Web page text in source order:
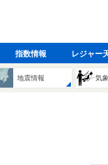
指数情報 レジャー
地震情報 気